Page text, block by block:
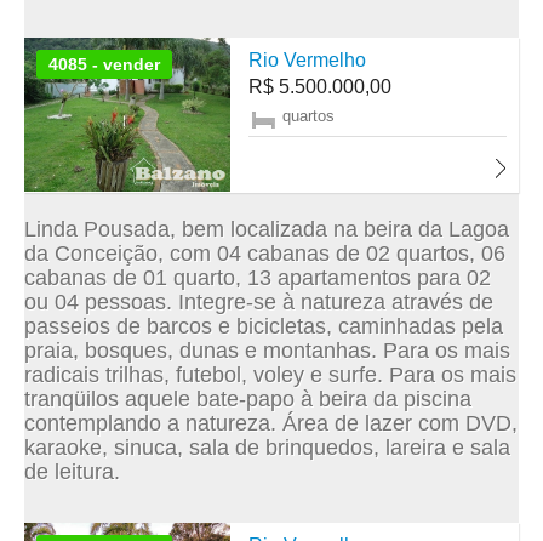
4085 - vender
Rio Vermelho
R$ 5.500.000,00
quartos
Linda Pousada, bem localizada na beira da Lagoa
da Conceição, com 04 cabanas de 02 quartos, 06
cabanas de 01 quarto, 13 apartamentos para 02
ou 04 pessoas. Integre-se à natureza através de
passeios de barcos e bicicletas, caminhadas pela
praia, bosques, dunas e montanhas. Para os mais
radicais trilhas, futebol, voley e surfe. Para os mais
tranqüilos aquele bate-papo à beira da piscina
contemplando a natureza. Área de lazer com DVD,
karaoke, sinuca, sala de brinquedos, lareira e sala
de leitura.